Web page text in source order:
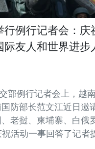
例行记者会：庆
际友人和世界进步
部例行记者会上，越
防部长范文江近日邀
、老挝、柬埔寨、白俄
活动一事回答了记者